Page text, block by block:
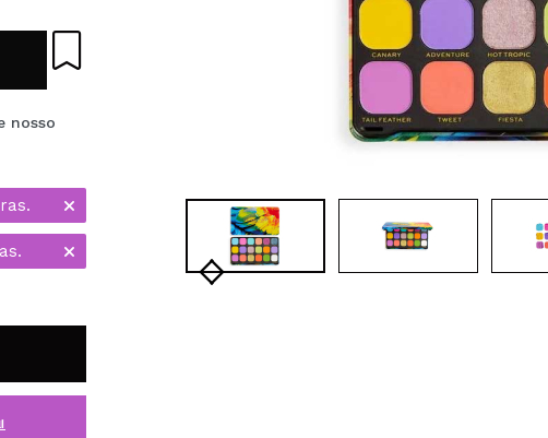
nosso